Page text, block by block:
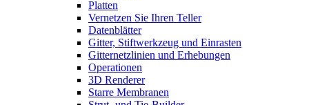
Platten
Vernetzen Sie Ihren Teller
Datenblätter
Gitter, Stiftwerkzeug und Einrasten
Gitternetzlinien und Erhebungen
Operationen
3D Renderer
Starre Membranen